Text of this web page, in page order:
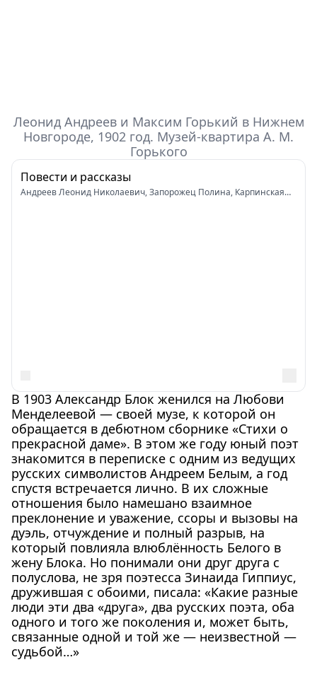
Леонид Андреев и Максим Горький в Нижнем
Новгороде, 1902 год. Музей-квартира А. М.
Горького
Повести и рассказы
Андреев Леонид Николаевич, Запорожец Полина, Карпинская
В 1903 Александр Блок женился на Любови
Менделеевой — своей музе, к которой он
обращается в дебютном сборнике «Стихи о
прекрасной даме». В этом же году юный поэт
знакомится в переписке с одним из ведущих
русских символистов Андреем Белым, а год
спустя встречается лично. В их сложные
отношения было намешано взаимное
преклонение и уважение, ссоры и вызовы на
дуэль, отчуждение и полный разрыв, на
который повлияла влюблённость Белого в
жену Блока. Но понимали они друг друга с
полуслова, не зря поэтесса Зинаида Гиппиус,
дружившая с обоими, писала: «Какие разные
люди эти два «друга», два русских поэта, оба
одного и того же поколения и, может быть,
связанные одной и той же — неизвестной —
судьбой…»